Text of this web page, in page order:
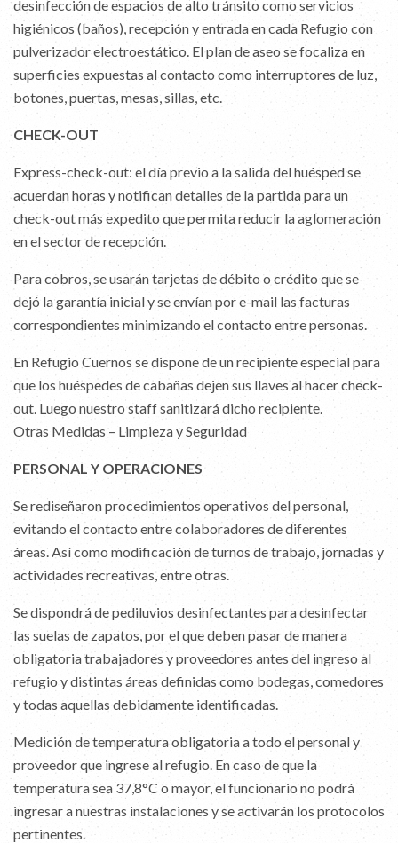
desinfección de espacios de alto tránsito como servicios
higiénicos (baños), recepción y entrada en cada Refugio con
pulverizador electroestático. El plan de aseo se focaliza en
superficies expuestas al contacto como interruptores de luz,
botones, puertas, mesas, sillas, etc.
CHECK-OUT
Express-check-out: el día previo a la salida del huésped se
acuerdan horas y notifican detalles de la partida para un
check-out más expedito que permita reducir la aglomeración
en el sector de recepción.
Para cobros, se usarán tarjetas de débito o crédito que se
dejó la garantía inicial y se envían por e-mail las facturas
correspondientes minimizando el contacto entre personas.
En Refugio Cuernos se dispone de un recipiente especial para
que los huéspedes de cabañas dejen sus llaves al hacer check-
out. Luego nuestro staff sanitizará dicho recipiente.
Otras Medidas – Limpieza y Seguridad
PERSONAL Y OPERACIONES
Se rediseñaron procedimientos operativos del personal,
evitando el contacto entre colaboradores de diferentes
áreas. Así como modificación de turnos de trabajo, jornadas y
actividades recreativas, entre otras.
Se dispondrá de pediluvios desinfectantes para desinfectar
las suelas de zapatos, por el que deben pasar de manera
obligatoria trabajadores y proveedores antes del ingreso al
refugio y distintas áreas definidas como bodegas, comedores
y todas aquellas debidamente identificadas.
Medición de temperatura obligatoria a todo el personal y
proveedor que ingrese al refugio. En caso de que la
temperatura sea 37,8°C o mayor, el funcionario no podrá
ingresar a nuestras instalaciones y se activarán los protocolos
pertinentes.